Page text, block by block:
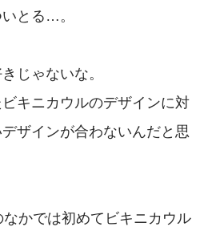
とる…。
じゃないな。
キニカウルのデザインに対
ザインが合わないんだと思
かでは初めてビキニカウル